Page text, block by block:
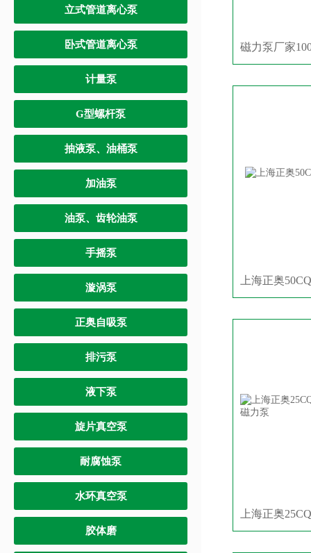
立式管道离心泵
卧式管道离心泵
计量泵
G型螺杆泵
抽液泵、油桶泵
加油泵
油泵、齿轮油泵
手摇泵
漩涡泵
正奥自吸泵
排污泵
液下泵
旋片真空泵
耐腐蚀泵
水环真空泵
胶体磨
上海正奥